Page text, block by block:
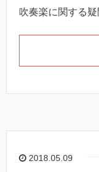
吹奏楽に関する疑
2018.05.09